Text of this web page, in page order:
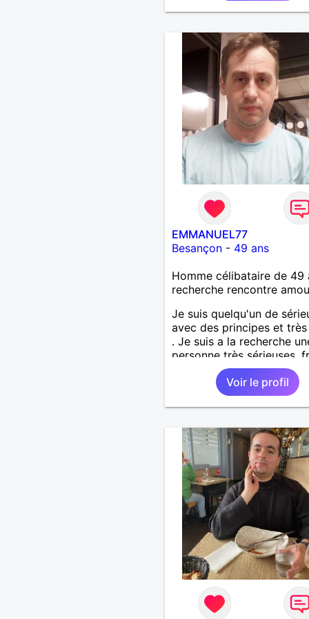
ravi….A très bientôt je
EMMANUEL77
Besançon- 49 ans
Homme célibataire de 49
recherche rencontre
Je suis quelqu'un de
avec des principes et
. Je suis a la recherche
personne très sérieuses
et honnête les critères les
importants, voir accepter
maman divorcer avec son
enfant il n y a aucun
sérieuse merci.
un premier temps
apprendre à connaître la
personne puis dans un
temps relation plus
voir une vie a deux.
situation professionnelle
agent de sécurité privée
agents SIAP1. ET
et vidéo protection dans
casino supermarché. en
passions. Sont la
,Echeque ,astronomie .
Voir le profil